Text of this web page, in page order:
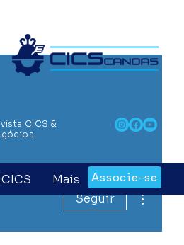
CICS &
Mais Associe-se
Seguir
Mais ações